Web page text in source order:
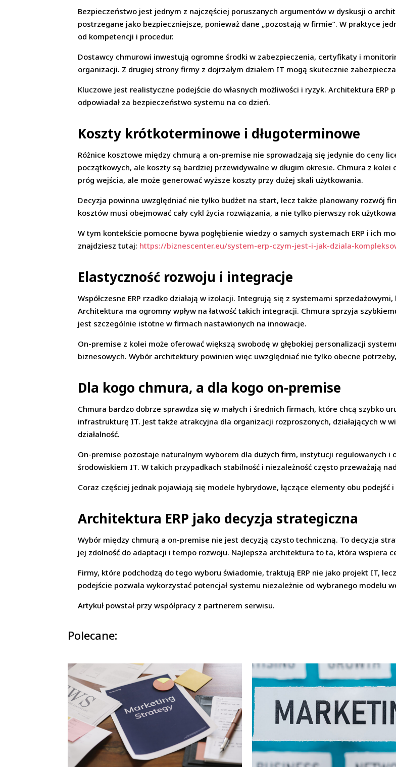
Bezpieczeństwo jest jednym z najczęściej poruszanych argumentów w dyskusji o
postrzegane jako bezpieczniejsze, ponieważ dane „pozostają w firmie”. W praktyce
od kompetencji i procedur.
Dostawcy chmurowi inwestują ogromne środki w zabezpieczenia, certyfikaty i
organizacji. Z drugiej strony firmy z dojrzałym działem IT mogą skutecznie
Kluczowe jest realistyczne podejście do własnych możliwości i ryzyk. Architektura
odpowiadał za bezpieczeństwo systemu na co dzień.
Koszty krótkoterminowe i długoterminowe
Różnice kosztowe między chmurą a on-premise nie sprowadzają się jedynie do ceny
początkowych, ale koszty są bardziej przewidywalne w długim okresie. Chmura z
próg wejścia, ale może generować wyższe koszty przy dużej skali użytkowania.
Decyzja powinna uwzględniać nie tylko budżet na start, lecz także planowany rozwój
kosztów musi obejmować cały cykl życia rozwiązania, a nie tylko pierwszy rok
W tym kontekście pomocne bywa pogłębienie wiedzy o samych systemach ERP i ich
znajdziesz tutaj: https://biznescenter.eu/system-erp-czym-jest-i-jak-dziala-
Elastyczność rozwoju i integracje
Współczesne ERP rzadko działają w izolacji. Integrują się z systemami
Architektura ma ogromny wpływ na łatwość takich integracji. Chmura sprzyja
jest szczególnie istotne w firmach nastawionych na innowacje.
On-premise z kolei może oferować większą swobodę w głębokiej personalizacji
biznesowych. Wybór architektury powinien więc uwzględniać nie tylko obecne
Dla kogo chmura, a dla kogo on-premise
Chmura bardzo dobrze sprawdza się w małych i średnich firmach, które chcą szybko
infrastrukturę IT. Jest także atrakcyjna dla organizacji rozproszonych, działających w
działalność.
On-premise pozostaje naturalnym wyborem dla dużych firm, instytucji regulowanych i
środowiskiem IT. W takich przypadkach stabilność i niezależność często przeważają
Coraz częściej jednak pojawiają się modele hybrydowe, łączące elementy obu podejść
Architektura ERP jako decyzja strategiczna
Wybór między chmurą a on-premise nie jest decyzją czysto techniczną. To decyzja
jej zdolność do adaptacji i tempo rozwoju. Najlepsza architektura to ta, która wspiera
Firmy, które podchodzą do tego wyboru świadomie, traktują ERP nie jako projekt IT,
podejście pozwala wykorzystać potencjał systemu niezależnie od wybranego modelu
Artykuł powstał przy współpracy z partnerem serwisu.
Polecane: